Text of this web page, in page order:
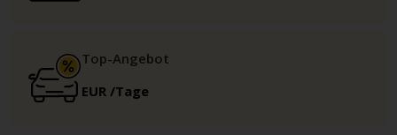
Top-Angebot
EUR /Tage